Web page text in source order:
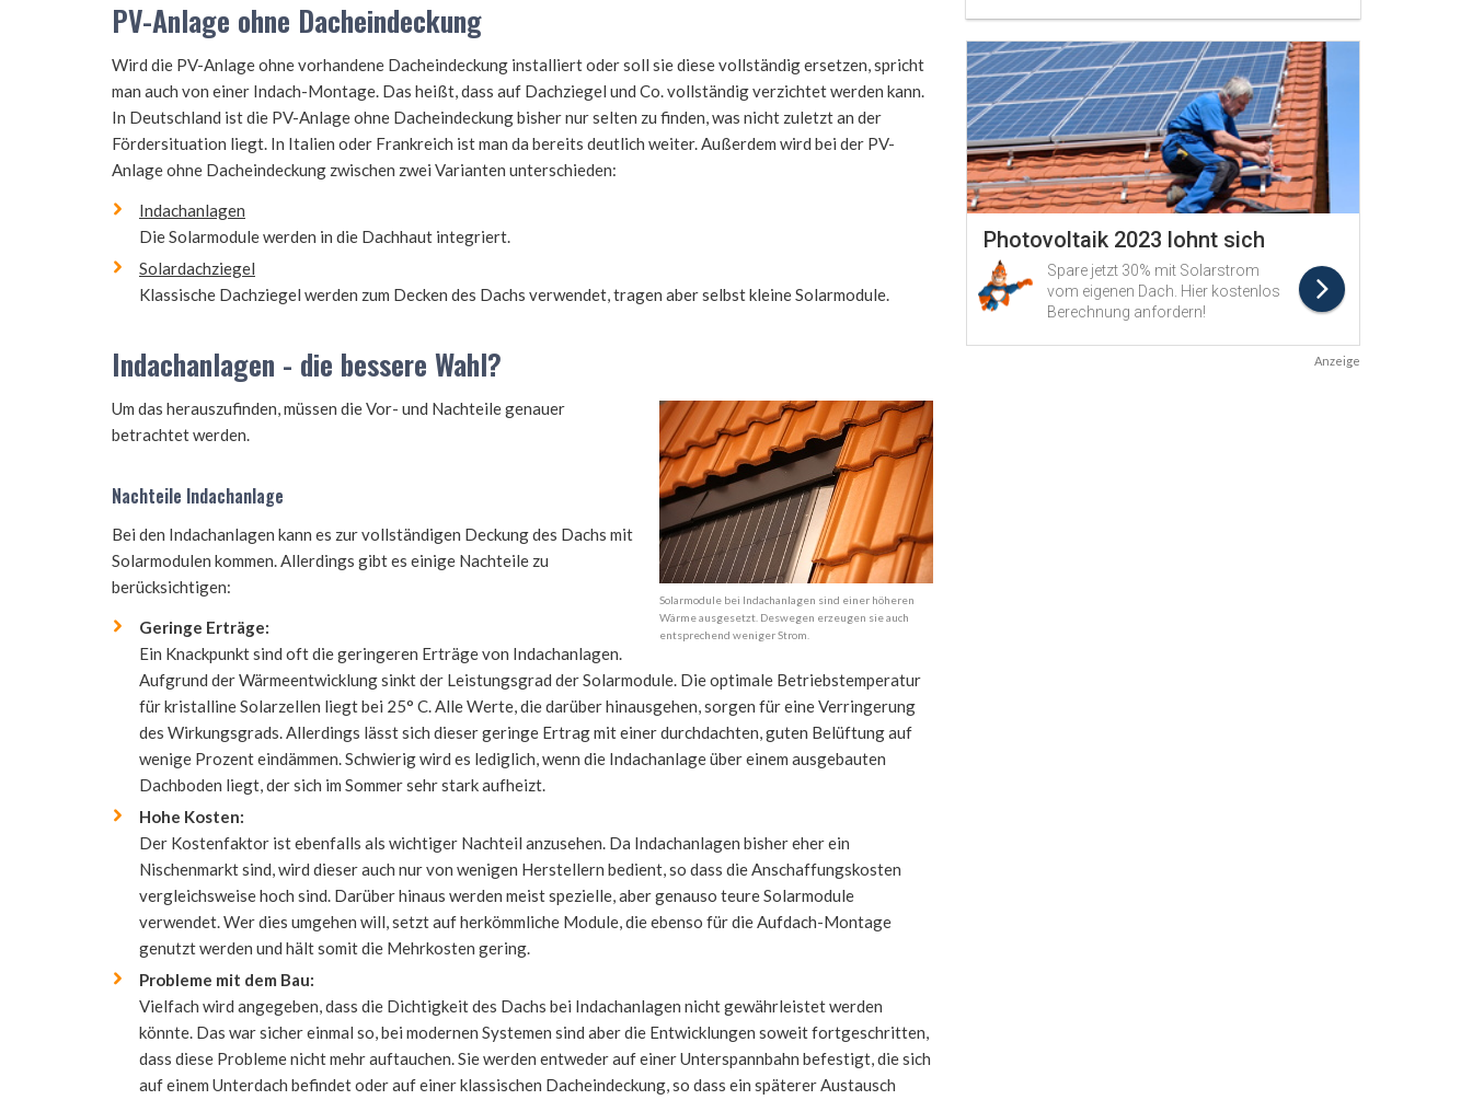
PV-Anlage ohne Dacheindeckung
Wird die PV-Anlage ohne vorhandene Dacheindeckung installiert oder soll sie diese vollständig ersetzen, spricht
man auch von einer Indach-Montage. Das heißt, dass auf Dachziegel und Co. vollständig verzichtet werden kann.
In Deutschland ist die PV-Anlage ohne Dacheindeckung bisher nur selten zu finden, was nicht zuletzt an der
Fördersituation liegt. In Italien oder Frankreich ist man da bereits deutlich weiter. Außerdem wird bei der PV-
Anlage ohne Dacheindeckung zwischen zwei Varianten unterschieden:
Indachanlagen
Die Solarmodule werden in die Dachhaut integriert.
Solardachziegel
Klassische Dachziegel werden zum Decken des Dachs verwendet, tragen aber selbst kleine Solarmodule.
Indachanlagen - die bessere Wahl?
Solarmodule bei Indachanlagen sind einer höheren
Wärme ausgesetzt. Deswegen erzeugen sie auch
entsprechend weniger Strom.
Um das herauszufinden, müssen die Vor- und Nachteile genauer
betrachtet werden.
Nachteile Indachanlage
Bei den Indachanlagen kann es zur vollständigen Deckung des Dachs mit
Solarmodulen kommen. Allerdings gibt es einige Nachteile zu
berücksichtigen:
Geringe Erträge:
Ein Knackpunkt sind oft die geringeren Erträge von Indachanlagen.
Aufgrund der Wärmeentwicklung sinkt der Leistungsgrad der Solarmodule. Die optimale Betriebstemperatur
für kristalline Solarzellen liegt bei 25° C. Alle Werte, die darüber hinausgehen, sorgen für eine Verringerung
des Wirkungsgrads. Allerdings lässt sich dieser geringe Ertrag mit einer durchdachten, guten Belüftung auf
wenige Prozent eindämmen. Schwierig wird es lediglich, wenn die Indachanlage über einem ausgebauten
Dachboden liegt, der sich im Sommer sehr stark aufheizt.
Hohe Kosten:
Der Kostenfaktor ist ebenfalls als wichtiger Nachteil anzusehen. Da Indachanlagen bisher eher ein
Nischenmarkt sind, wird dieser auch nur von wenigen Herstellern bedient, so dass die Anschaffungskosten
vergleichsweise hoch sind. Darüber hinaus werden meist spezielle, aber genauso teure Solarmodule
verwendet. Wer dies umgehen will, setzt auf herkömmliche Module, die ebenso für die Aufdach-Montage
genutzt werden und hält somit die Mehrkosten gering.
Probleme mit dem Bau:
Vielfach wird angegeben, dass die Dichtigkeit des Dachs bei Indachanlagen nicht gewährleistet werden
könnte. Das war sicher einmal so, bei modernen Systemen sind aber die Entwicklungen soweit fortgeschritten,
dass diese Probleme nicht mehr auftauchen. Sie werden entweder auf einer Unterspannbahn befestigt, die sich
auf einem Unterdach befindet oder auf einer klassischen Dacheindeckung, so dass ein späterer Austausch
Anzeige